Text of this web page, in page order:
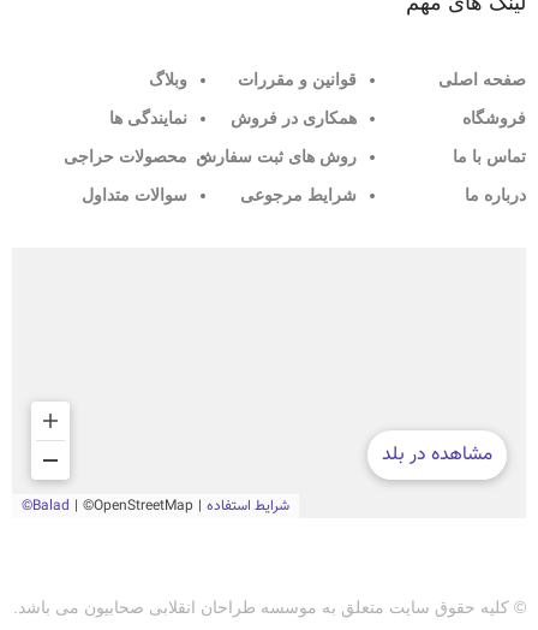
صفحه اصلی
فروشگاه
تماس با ما
درباره ما
قوانین و مقررات
همکاری در فروش
روش های ثبت سفارش
شرایط مرجوعی
وبلاگ
نمایندگی ها
محصولات حراجی
سوالات متداول
© کلیه حقوق سایت متعلق به موسسه طراحان انقلابی صحابیون می باشد.